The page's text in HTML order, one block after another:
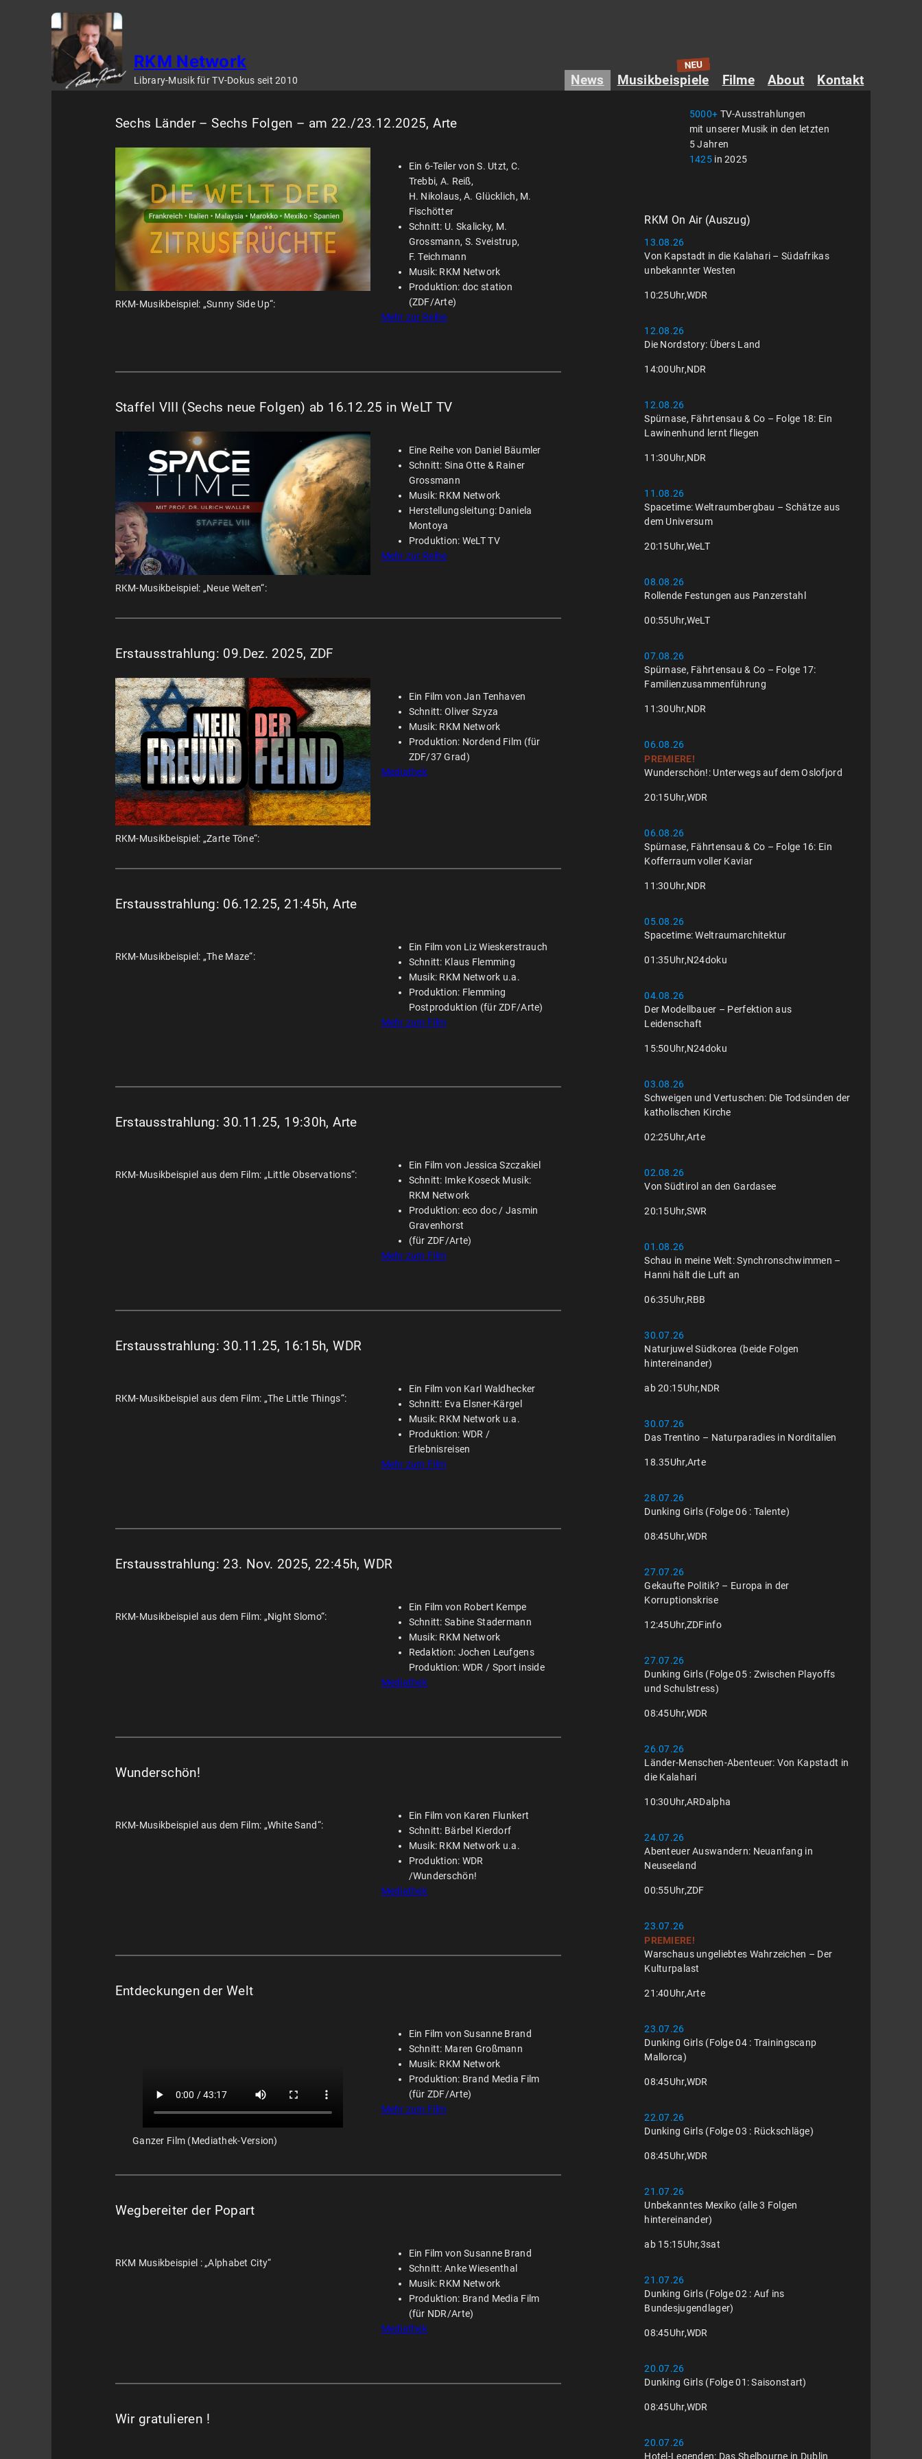
RKM Network
Library-Musik für TV-Dokus seit 2010 News Musikbeispiele Filme About Kontakt
Sechs Länder – Sechs Folgen – am 22./23.12.2025, Arte
RKM-Musikbeispiel: „Sunny Side Up“:
Ein 6-Teiler von S. Utzt, C.
Trebbi, A. Reiß,
H. Nikolaus, A. Glücklich, M.
Fischötter
Schnitt: U. Skalicky, M.
Grossmann, S. Sveistrup,
F. Teichmann
Musik: RKM Network
Produktion: doc station
(ZDF/Arte)
Mehr zur Reihe
Staffel VIII (Sechs neue Folgen) ab 16.12.25 in WeLT TV
RKM-Musikbeispiel: „Neue Welten“:
Eine Reihe von Daniel Bäumler
Schnitt: Sina Otte & Rainer
Grossmann
Musik: RKM Network
Herstellungsleitung: Daniela
Montoya
Produktion: WeLT TV
Mehr zur Reihe
Erstausstrahlung: 09.Dez. 2025, ZDF
RKM-Musikbeispiel: „Zarte Töne“:
Ein Film von Jan Tenhaven
Schnitt: Oliver Szyza
Musik: RKM Network
Produktion: Nordend Film (für
ZDF/37 Grad)
Mediathek
Erstausstrahlung: 06.12.25, 21:45h, Arte
RKM-Musikbeispiel: „The Maze“:
Ein Film von Liz Wieskerstrauch
Schnitt: Klaus Flemming
Musik: RKM Network u.a.
Produktion: Flemming
Postproduktion (für ZDF/Arte)
Mehr zum Film
Erstausstrahlung: 30.11.25, 19:30h, Arte
RKM-Musikbeispiel aus dem Film: „Little Observations“:
Ein Film von Jessica Szczakiel
Schnitt: Imke Koseck Musik:
RKM Network
Produktion: eco doc / Jasmin
Gravenhorst
(für ZDF/Arte)
Mehr zum Film
Erstausstrahlung: 30.11.25, 16:15h, WDR
RKM-Musikbeispiel aus dem Film: „The Little Things“:
Ein Film von Karl Waldhecker
Schnitt: Eva Elsner-Kärgel
Musik: RKM Network u.a.
Produktion: WDR /
Erlebnisreisen
Mehr zum Film
Erstausstrahlung: 23. Nov. 2025, 22:45h, WDR
RKM-Musikbeispiel aus dem Film: „Night Slomo“:
Ein Film von Robert Kempe
Schnitt: Sabine Stadermann
Musik: RKM Network
Redaktion: Jochen Leufgens
Produktion: WDR / Sport inside
Mediathek
Wunderschön!
RKM-Musikbeispiel aus dem Film: „White Sand“:
Ein Film von Karen Flunkert
Schnitt: Bärbel Kierdorf
Musik: RKM Network u.a.
Produktion: WDR
/Wunderschön!
Mediathek
Entdeckungen der Welt
Ganzer Film (Mediathek-Version)
Ein Film von Susanne Brand
Schnitt: Maren Großmann
Musik: RKM Network
Produktion: Brand Media Film
(für ZDF/Arte)
Mehr zum Film
Wegbereiter der Popart
RKM Musikbeispiel : „Alphabet City“
Ein Film von Susanne Brand
Schnitt: Anke Wiesenthal
Musik: RKM Network
Produktion: Brand Media Film
(für NDR/Arte)
Mediathek
Wir gratulieren !
5000+ TV-Ausstrahlungen
mit unserer Musik in den letzten
5 Jahren
1425 in 2025
RKM On Air (Auszug)
13.08.26
Von Kapstadt in die Kalahari – Südafrikas
unbekannter Westen
10:25Uhr,WDR
12.08.26
Die Nordstory: Übers Land
14:00Uhr,NDR
12.08.26
Spürnase, Fährtensau & Co – Folge 18: Ein
Lawinenhund lernt fliegen
11:30Uhr,NDR
11.08.26
Spacetime: Weltraumbergbau – Schätze aus
dem Universum
20:15Uhr,WeLT
08.08.26
Rollende Festungen aus Panzerstahl
00:55Uhr,WeLT
07.08.26
Spürnase, Fährtensau & Co – Folge 17:
Familienzusammenführung
11:30Uhr,NDR
06.08.26
PREMIERE!
Wunderschön!: Unterwegs auf dem Oslofjord
20:15Uhr,WDR
06.08.26
Spürnase, Fährtensau & Co – Folge 16: Ein
Kofferraum voller Kaviar
11:30Uhr,NDR
05.08.26
Spacetime: Weltraumarchitektur
01:35Uhr,N24doku
04.08.26
Der Modellbauer – Perfektion aus
Leidenschaft
15:50Uhr,N24doku
03.08.26
Schweigen und Vertuschen: Die Todsünden der
katholischen Kirche
02:25Uhr,Arte
02.08.26
Von Südtirol an den Gardasee
20:15Uhr,SWR
01.08.26
Schau in meine Welt: Synchronschwimmen –
Hanni hält die Luft an
06:35Uhr,RBB
30.07.26
Naturjuwel Südkorea (beide Folgen
hintereinander)
ab 20:15Uhr,NDR
30.07.26
Das Trentino – Naturparadies in Norditalien
18.35Uhr,Arte
28.07.26
Dunking Girls (Folge 06 : Talente)
08:45Uhr,WDR
27.07.26
Gekaufte Politik? – Europa in der
Korruptionskrise
12:45Uhr,ZDFinfo
27.07.26
Dunking Girls (Folge 05 : Zwischen Playoffs
und Schulstress)
08:45Uhr,WDR
26.07.26
Länder-Menschen-Abenteuer: Von Kapstadt in
die Kalahari
10:30Uhr,ARDalpha
24.07.26
Abenteuer Auswandern: Neuanfang in
Neuseeland
00:55Uhr,ZDF
23.07.26
PREMIERE!
Warschaus ungeliebtes Wahrzeichen – Der
Kulturpalast
21:40Uhr,Arte
23.07.26
Dunking Girls (Folge 04 : Trainingscanp
Mallorca)
08:45Uhr,WDR
22.07.26
Dunking Girls (Folge 03 : Rückschläge)
08:45Uhr,WDR
21.07.26
Unbekanntes Mexiko (alle 3 Folgen
hintereinander)
ab 15:15Uhr,3sat
21.07.26
Dunking Girls (Folge 02 : Auf ins
Bundesjugendlager)
08:45Uhr,WDR
20.07.26
Dunking Girls (Folge 01: Saisonstart)
08:45Uhr,WDR
20.07.26
Hotel-Legenden: Das Shelbourne in Dublin